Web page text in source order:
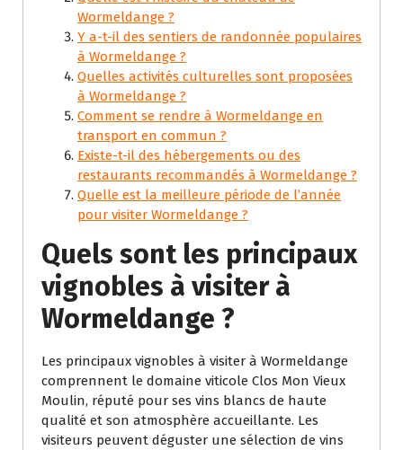
Wormeldange ?
Y a-t-il des sentiers de randonnée populaires
à Wormeldange ?
Quelles activités culturelles sont proposées
à Wormeldange ?
Comment se rendre à Wormeldange en
transport en commun ?
Existe-t-il des hébergements ou des
restaurants recommandés à Wormeldange ?
Quelle est la meilleure période de l’année
pour visiter Wormeldange ?
Quels sont les principaux
vignobles à visiter à
Wormeldange ?
Les principaux vignobles à visiter à Wormeldange
comprennent le domaine viticole Clos Mon Vieux
Moulin, réputé pour ses vins blancs de haute
qualité et son atmosphère accueillante. Les
visiteurs peuvent déguster une sélection de vins